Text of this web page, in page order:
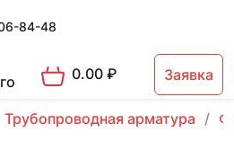
84-48
0.00₽ Заявка
Трубопроводная арматура